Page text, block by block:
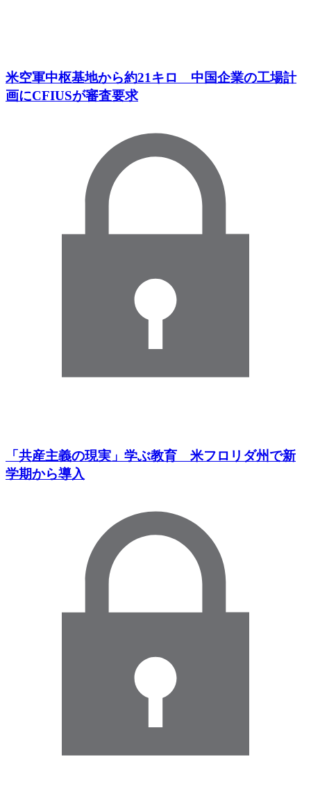
米空軍中枢基地から約21キロ 中国企業の工場計
画にCFIUSが審査要求
「共産主義の現実」学ぶ教育 米フロリダ州で新
学期から導入